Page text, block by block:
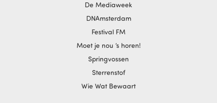
De Mediaweek
DNAmsterdam
Festival FM
Moet je nou ‘s horen!
Springvossen
Sterrenstof
Wie Wat Bewaart